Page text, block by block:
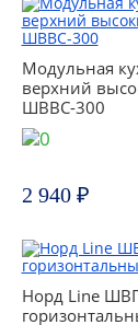
Модульная
верхний
ШВВС-300
2 940 ₽
Норд Line